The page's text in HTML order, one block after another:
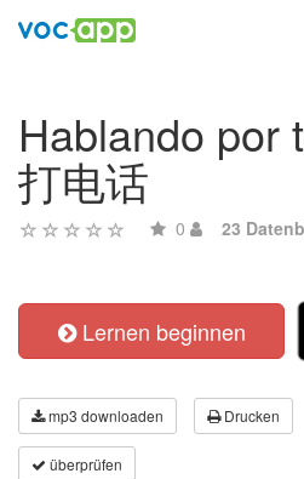
Hablando por
打电话
0 23
Lernen beginnen
mp3 downloaden Drucken
überprüfen